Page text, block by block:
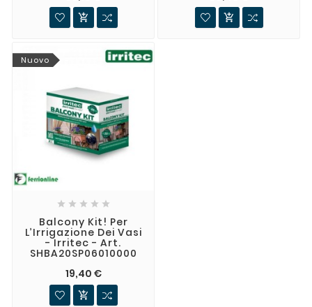
 
Nuovo
    
Balcony Kit! Per
L’Irrigazione Dei Vasi
- Irritec - Art.
SHBA20SP06010000
19,40 €
